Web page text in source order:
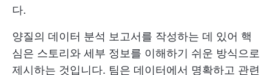
다.
양질의 데이터 분석 보고서를 작성하는 데 있어 핵
심은 스토리와 세부 정보를 이해하기 쉬운 방식으로
제시하는 것입니다. 팀은 데이터에서 명확하고 관련